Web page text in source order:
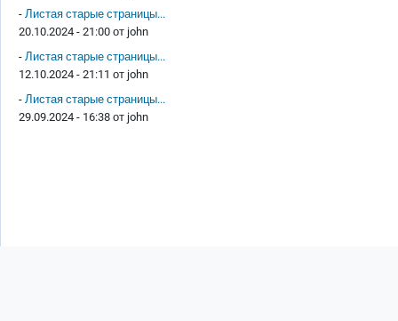
- Листая старые страницы...
20.10.2024 - 21:00 от john
- Листая старые страницы...
12.10.2024 - 21:11 от john
- Листая старые страницы...
29.09.2024 - 16:38 от john